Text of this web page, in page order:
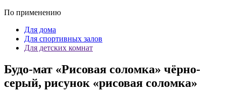
По применению
Для дома
Для спортивных залов
Для детских комнат
Будо-мат «Рисовая соломка» чёрно-
серый, рисунок «рисовая соломка»